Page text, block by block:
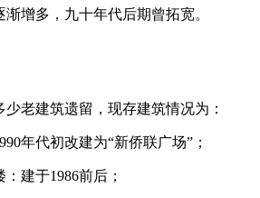
增多，九十年代后期曾拓宽。
建筑遗留，现存建筑情况为：
年代初改建为“新侨联广场”；
建于1986前后；